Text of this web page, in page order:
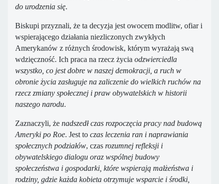
do urodzenia się.
Biskupi przyznali, że ta decyzja jest owocem modlitw, ofiar i
wspierającego działania niezliczonych zwykłych
Amerykanów z różnych środowisk, którym wyrażają swą
wdzięczność. Ich praca na rzecz życia odzwierciedla
wszystko, co jest dobre w naszej demokracji, a ruch w
obronie życia zasługuje na zaliczenie do wielkich ruchów na
rzecz zmiany społecznej i praw obywatelskich w historii
naszego narodu.
Zaznaczyli, że nadszedł czas rozpoczęcia pracy nad budową
Ameryki po Roe. Jest to czas leczenia ran i naprawiania
społecznych podziałów, czas rozumnej refleksji i
obywatelskiego dialogu oraz wspólnej budowy
społeczeństwa i gospodarki, które wspierają małżeństwa i
rodziny, gdzie każda kobieta otrzymuje wsparcie i środki,